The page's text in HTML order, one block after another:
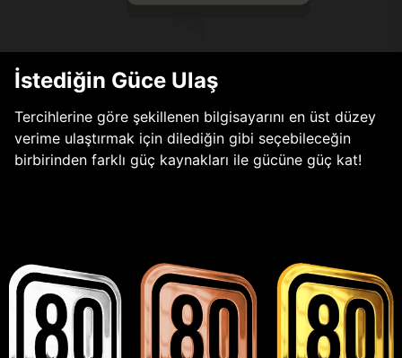
İstediğin Güce Ulaş
Tercihlerine göre şekillenen bilgisayarını en üst düzey
verime ulaştırmak için dilediğin gibi seçebileceğin
birbirinden farklı güç kaynakları ile gücüne güç kat!